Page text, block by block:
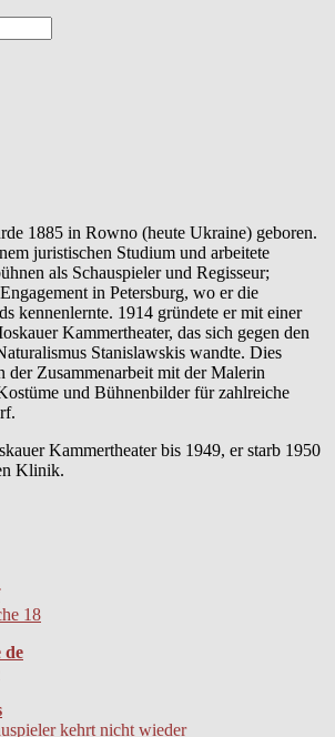
1885 in Rowno (heute Ukraine) geboren.
juristischen Studium und arbeitete
als Schauspieler und Regisseur;
in Petersburg, wo er die
kennenlernte. 1914 gründete er mit einer
Kammertheater, das sich gegen den
Stanislawskis wandte. Dies
der Zusammenarbeit mit der Malerin
und Bühnenbilder für zahlreiche
Kammertheater bis 1949, er starb 1950
Klinik.
18
de
kehrt nicht wieder